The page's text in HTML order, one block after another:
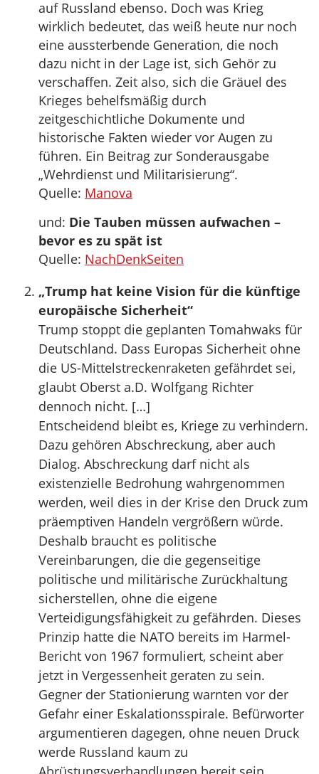
auf Russland ebenso. Doch was Krieg
wirklich bedeutet, das weiß heute nur noch
eine aussterbende Generation, die noch
dazu nicht in der Lage ist, sich Gehör zu
verschaffen. Zeit also, sich die Gräuel des
Krieges behelfsmäßig durch
zeitgeschichtliche Dokumente und
historische Fakten wieder vor Augen zu
führen. Ein Beitrag zur Sonderausgabe
„Wehrdienst und Militarisierung“.
Quelle: Manova
und: Die Tauben müssen aufwachen –
bevor es zu spät ist
Quelle: NachDenkSeiten
„Trump hat keine Vision für die künftige
europäische Sicherheit“
Trump stoppt die geplanten Tomahwaks für
Deutschland. Dass Europas Sicherheit ohne
die US-Mittelstreckenraketen gefährdet sei,
glaubt Oberst a.D. Wolfgang Richter
dennoch nicht. […]
Entscheidend bleibt es, Kriege zu verhindern.
Dazu gehören Abschreckung, aber auch
Dialog. Abschreckung darf nicht als
existenzielle Bedrohung wahrgenommen
werden, weil dies in der Krise den Druck zum
präemptiven Handeln vergrößern würde.
Deshalb braucht es politische
Vereinbarungen, die die gegenseitige
politische und militärische Zurückhaltung
sicherstellen, ohne die eigene
Verteidigungsfähigkeit zu gefährden. Dieses
Prinzip hatte die NATO bereits im Harmel-
Bericht von 1967 formuliert, scheint aber
jetzt in Vergessenheit geraten zu sein.
Gegner der Stationierung warnten vor der
Gefahr einer Eskalationsspirale. Befürworter
argumentieren dagegen, ohne neuen Druck
werde Russland kaum zu